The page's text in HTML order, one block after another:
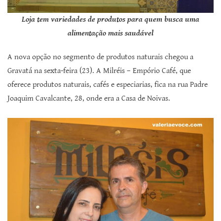
Loja tem variedades de produtos para quem busca uma
alimentação mais saudável
A nova opção no segmento de produtos naturais chegou a
Gravatá na sexta-feira (23). A Milréis – Empório Café, que
oferece produtos naturais, cafés e especiarias, fica na rua Padre
Joaquim Cavalcante, 28, onde era a Casa de Noivas.